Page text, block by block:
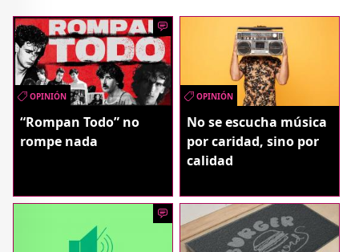
OPINIÓN
“Rompan Todo” no
rompe nada
OPINIÓN
No se escucha música
por caridad, sino por
calidad